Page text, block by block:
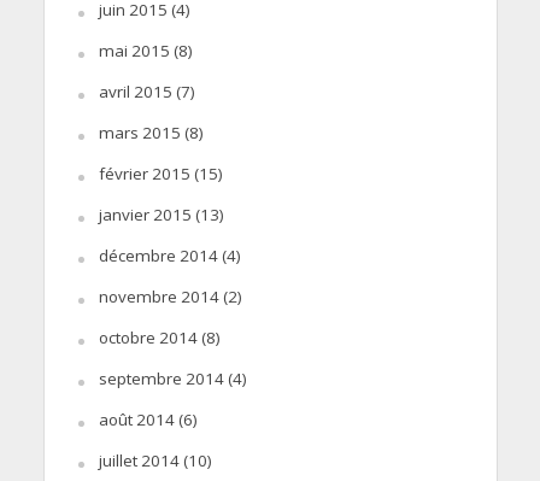
juin 2015 (4)
mai 2015 (8)
avril 2015 (7)
mars 2015 (8)
février 2015 (15)
janvier 2015 (13)
décembre 2014(4)
novembre 2014(2)
octobre 2014(8)
septembre 2014(4)
août 2014(6)
juillet 2014(10)